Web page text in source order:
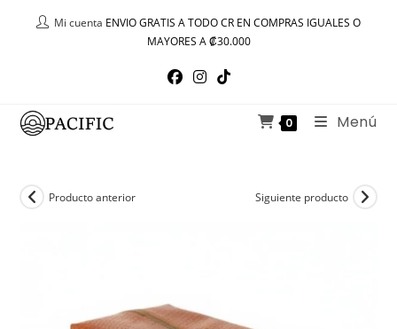
Mi cuenta ENVIO GRATIS A TODO CR EN COMPRAS IGUALES O
MAYORES A ₡30.000
0 Menú
Producto anterior Siguiente producto